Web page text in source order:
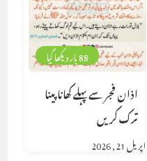
88 بار دیکھا گیا
اذان فجر سے پہلے کھانا پینا
ترک کریں
اپریل 21, 2026